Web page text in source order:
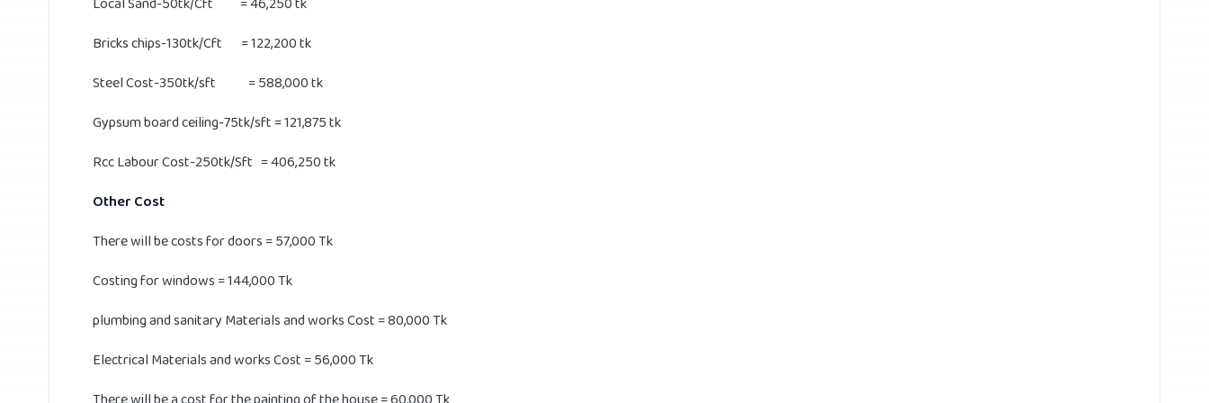
Bricks chips-130tk/Cft = 122,200 tk
Steel Cost-350tk/sft = 588,000 tk
Gypsum board ceiling-75tk/sft = 121,875 tk
Rcc Labour Cost-250tk/Sft = 406,250 tk
Other Cost
There will be costs for doors = 57,000 Tk
Costing for windows = 144,000 Tk
plumbing and sanitary Materials and works Cost = 80,000 Tk
Electrical Materials and works Cost = 56,000 Tk